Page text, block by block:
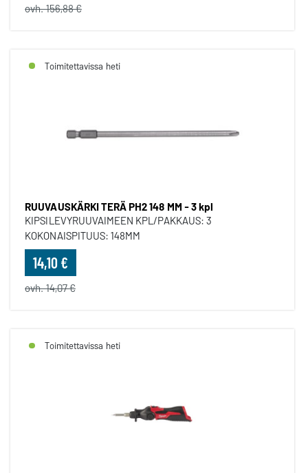
ovh. 156,88 €
Toimitettavissa heti
RUUVAUSKÄRKI TERÄ PH2 148 MM - 3 kpl
KIPSILEVYRUUVAIMEEN KPL/PAKKAUS: 3
KOKONAISPITUUS: 148MM
14,10 €
ovh. 14,07 €
Toimitettavissa heti